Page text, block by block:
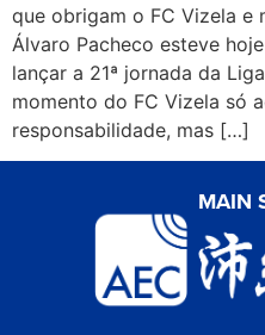
que obrigam o FC Vizela e
Álvaro Pacheco esteve
lançar a 21ª jornada da
momento do FC Vizela só
responsabilidade, mas […]
MAIN